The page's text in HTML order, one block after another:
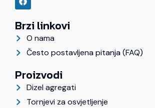
Brzi linkovi
O nama
Često postavljena pitanja (FAQ)
Proizvodi
Dizel agregati
Tornjevi za osvjetljenje